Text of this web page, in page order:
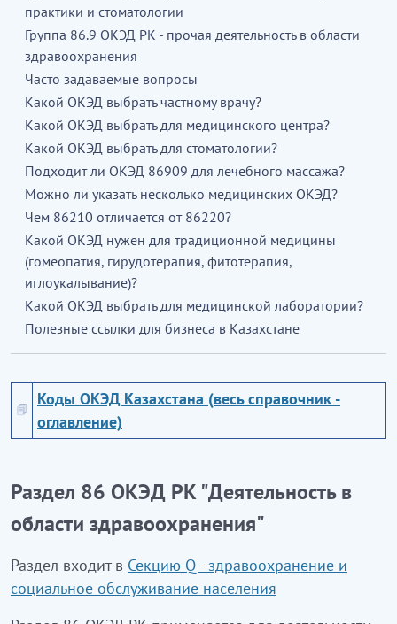
практики и стоматологии
Группа 86.9 ОКЭД РК - прочая деятельность в области
здравоохранения
Часто задаваемые вопросы
Какой ОКЭД выбрать частному врачу?
Какой ОКЭД выбрать для медицинского центра?
Какой ОКЭД выбрать для стоматологии?
Подходит ли ОКЭД 86909 для лечебного массажа?
Можно ли указать несколько медицинских ОКЭД?
Чем 86210 отличается от 86220?
Какой ОКЭД нужен для традиционной медицины
(гомеопатия, гирудотерапия, фитотерапия,
иглоукалывание)?
Какой ОКЭД выбрать для медицинской лаборатории?
Полезные ссылки для бизнеса в Казахстане
Коды ОКЭД Казахстана (весь справочник -
оглавление)
Раздел 86 ОКЭД РК "Деятельность в
области здравоохранения"
Раздел входит в Секцию Q - здравоохранение и
социальное обслуживание населения